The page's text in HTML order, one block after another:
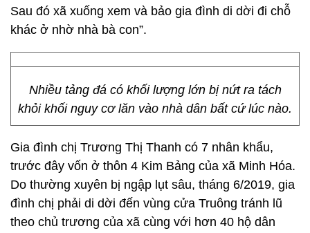
Sau đó xã xuống xem và bảo gia đình di dời đi chỗ
khác ở nhờ nhà bà con”.
Nhiều tảng đá có khối lượng lớn bị nứt ra tách
khỏi khối nguy cơ lăn vào nhà dân bất cứ lúc nào.
Gia đình chị Trương Thị Thanh có 7 nhân khẩu,
trước đây vốn ở thôn 4 Kim Bảng của xã Minh Hóa.
Do thường xuyên bị ngập lụt sâu, tháng 6/2019, gia
đình chị phải di dời đến vùng cửa Truông tránh lũ
theo chủ trương của xã cùng với hơn 40 hộ dân